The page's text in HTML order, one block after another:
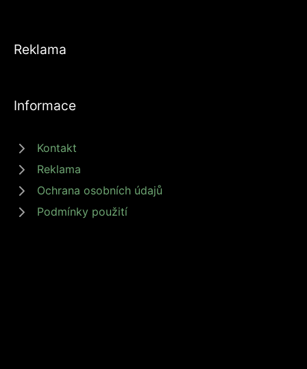
Reklama
Informace
Kontakt
Reklama
Ochrana osobních údajů
Podmínky použití